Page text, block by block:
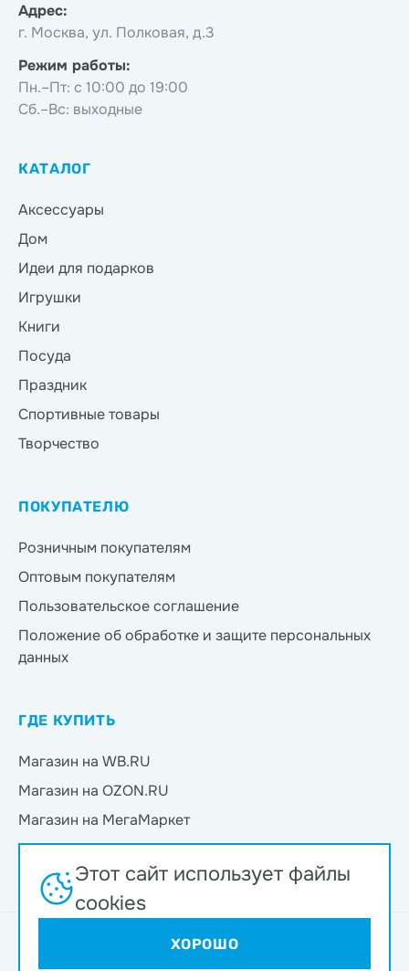
Адрес:
г. Москва, ул. Полковая, д.3
Режим работы:
Пн.–Пт: с 10:00 до 19:00
Сб.–Вс: выходные
КАТАЛОГ
Аксессуары
Дом
Идеи для подарков
Игрушки
Книги
Посуда
Праздник
Спортивные товары
Творчество
ПОКУПАТЕЛЮ
Розничным покупателям
Оптовым покупателям
Пользовательское соглашение
Положение об обработке и защите персональных
данных
ГДЕ КУПИТЬ
Магазин на WB.RU
Магазин на OZON.RU
Магазин на МегаМаркет
Магазин на Яндекс.Маркет
Магазин на Магнит Маркет
Интернет-магазин ND Play © 2026
Этот сайт использует файлы
cookies
ХОРОШО